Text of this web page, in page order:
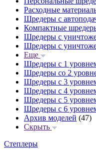
Расходные
Шредеры с
Компактные
Шредеры с
Шредеры с
Еще
Шредеры с 1
Шредеры со 2
Шредеры с 3
Шредеры с 4
Шредеры с 5
Шредеры с 6
Архив моделей (47)
Скрыть
Степлеры